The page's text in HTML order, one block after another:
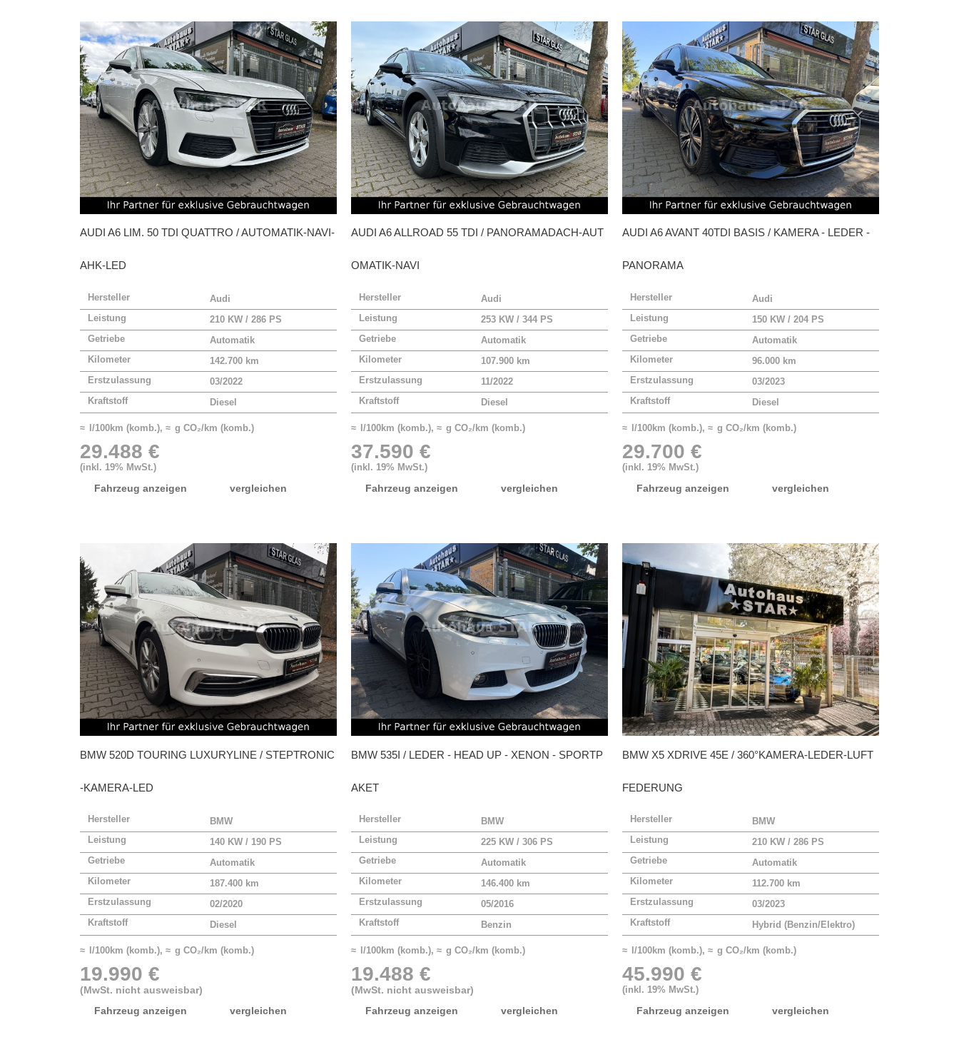
AUDI A6 LIM. 50 TDI QUATTRO / AUTOMATIK-NAVI-
AHK-LED
Hersteller
Audi
Leistung
210 KW / 286 PS
Getriebe
Automatik
Kilometer
142.700 km
Erstzulassung
03/2022
Kraftstoff
Diesel
≈ l/100km (komb.), ≈ g CO₂/km (komb.)
29.488 €
(inkl. 19% MwSt.)
Fahrzeug anzeigen vergleichen
AUDI A6 ALLROAD 55 TDI / PANORAMADACH-AUT
OMATIK-NAVI
Hersteller
Audi
Leistung
253 KW / 344 PS
Getriebe
Automatik
Kilometer
107.900 km
Erstzulassung
11/2022
Kraftstoff
Diesel
≈ l/100km (komb.), ≈ g CO₂/km (komb.)
37.590 €
(inkl. 19% MwSt.)
Fahrzeug anzeigen vergleichen
AUDI A6 AVANT 40TDI BASIS / KAMERA - LEDER -
PANORAMA
Hersteller
Audi
Leistung
150 KW / 204 PS
Getriebe
Automatik
Kilometer
96.000 km
Erstzulassung
03/2023
Kraftstoff
Diesel
≈ l/100km (komb.), ≈ g CO₂/km (komb.)
29.700 €
(inkl. 19% MwSt.)
Fahrzeug anzeigen vergleichen
BMW 520D TOURING LUXURYLINE / STEPTRONIC
-KAMERA-LED
Hersteller
BMW
Leistung
140 KW / 190 PS
Getriebe
Automatik
Kilometer
187.400 km
Erstzulassung
02/2020
Kraftstoff
Diesel
≈ l/100km (komb.), ≈ g CO₂/km (komb.)
19.990 €
(MwSt. nicht ausweisbar)
Fahrzeug anzeigen
vergleichen
BMW 535I / LEDER - HEAD UP - XENON - SPORTP
AKET
Hersteller
BMW
Leistung
225 KW / 306 PS
Getriebe
Automatik
Kilometer
146.400 km
Erstzulassung
05/2016
Kraftstoff
Benzin
≈ l/100km (komb.), ≈ g CO₂/km (komb.)
19.488 €
(MwSt. nicht ausweisbar)
Fahrzeug anzeigen
vergleichen
BMW X5 XDRIVE 45E / 360°KAMERA-LEDER-LUFT
FEDERUNG
Hersteller
BMW
Leistung
210 KW / 286 PS
Getriebe
Automatik
Kilometer
112.700 km
Erstzulassung
03/2023
Kraftstoff
Hybrid (Benzin/Elektro)
≈ l/100km (komb.), ≈ g CO₂/km (komb.)
45.990 €
(inkl. 19% MwSt.)
Fahrzeug anzeigen vergleichen